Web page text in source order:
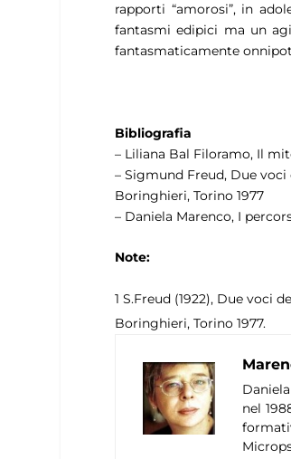
rapporti “amorosi”, in
fantasmi edipici ma un
fantasmaticamente
Bibliografia
– Liliana Bal Filoramo, Il
– Sigmund Freud, Due voci
Boringhieri, Torino 1977
– Daniela Marenco, I
Note:
1 S.Freud (1922), Due voci
Boringhieri, Torino 1977.
nel